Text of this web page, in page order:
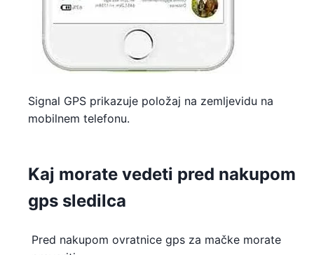
Signal GPS prikazuje položaj na zemljevidu na
mobilnem telefonu.
Kaj morate vedeti pred nakupom
gps sledilca
Pred nakupom ovratnice gps za mačke morate